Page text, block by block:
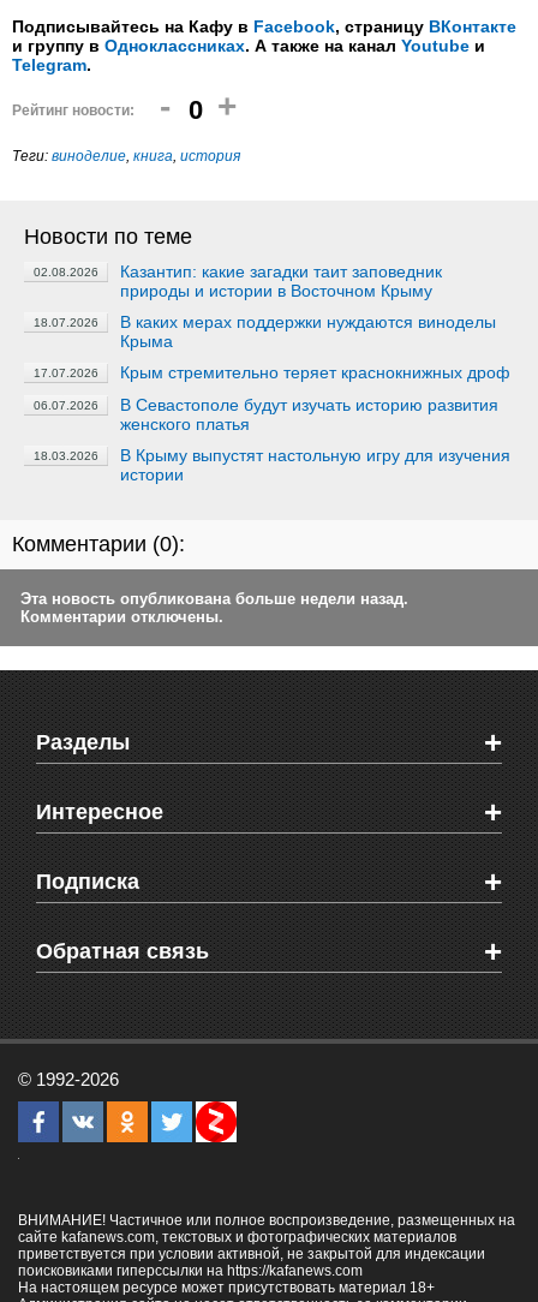
Подписывайтесь на Кафу в Facebook, страницу ВКонтакте
и группу в Одноклассниках. А также на канал Youtube и
Telegram.
Рейтинг новости: - 0 +
Теги: виноделие, книга, история
Новости по теме
02.08.2026
Казантип: какие загадки таит заповедник
природы и истории в Восточном Крыму
18.07.2026
В каких мерах поддержки нуждаются виноделы
Крыма
17.07.2026 Крым стремительно теряет краснокнижных дроф
06.07.2026
В Севастополе будут изучать историю развития
женского платья
18.03.2026
В Крыму выпустят настольную игру для изучения
истории
Комментарии (0):
Эта новость опубликована больше недели назад.
Комментарии отключены.
Разделы +
Новости Феодосии
Новости Крыма
Мировые новости
Объявления
Здоровье
СМС мнения читателей
Интересное +
Видео о Феодосии
Веб-камеры Феодосии
Блоги феодосийцев
Школы Феодосии
Подписка +
Печатная версия газеты "Кафа"
RSS
Обратная связь +
Рекламодателям
Контактная информация
© 1992-2026
ВНИМАНИЕ! Частичное или полное воспроизведение, размещенных на
сайте kafanews.com, текстовых и фотографических материалов
приветствуется при условии активной, не закрытой для индексации
поисковиками гиперссылки на https://kafanews.com
На настоящем ресурсе может присутствовать материал 18+